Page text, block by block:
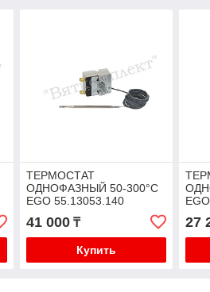
ТЕРМОСТАТ
ОДНОФАЗНЫЙ 50-300°C
EGO 55.13053.140
41 000₸
Купить
27